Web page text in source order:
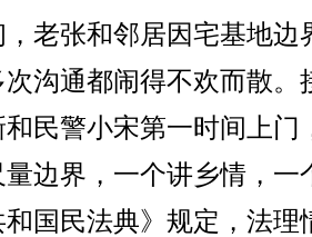
张和邻居因宅基地边
沟通都闹得不欢而散。
民警小宋第一时间上门
边界，一个讲乡情，一
和国民法典》规定，法理